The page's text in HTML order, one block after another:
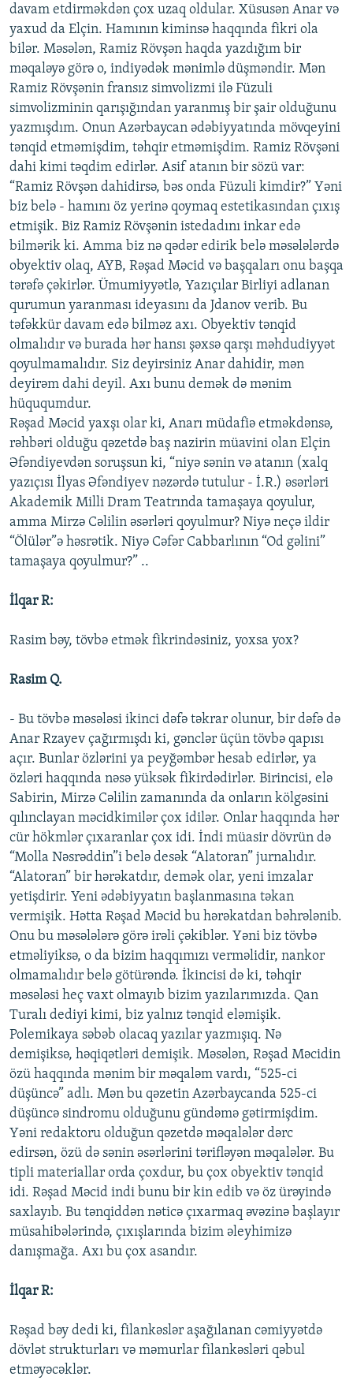
davam etdirməkdən çox uzaq oldular. Xüsusən Anar və
yaxud da Elçin. Hamının kiminsə haqqında fikri ola
bilər. Məsələn, Ramiz Rövşən haqda yazdığım bir
məqaləyə görə o, indiyədək mənimlə düşməndir. Mən
Ramiz Rövşənin fransız simvolizmi ilə Füzuli
simvolizminin qarışığından yaranmış bir şair olduğunu
yazmışdım. Onun Azərbaycan ədəbiyyatında mövqeyini
tənqid etməmişdim, təhqir etməmişdim. Ramiz Rövşəni
dahi kimi təqdim edirlər. Asif atanın bir sözü var:
“Ramiz Rövşən dahidirsə, bəs onda Füzuli kimdir?” Yəni
biz belə - hamını öz yerinə qoymaq estetikasından çıxış
etmişik. Biz Ramiz Rövşənin istedadını inkar edə
bilmərik ki. Amma biz nə qədər edirik belə məsələlərdə
obyektiv olaq, AYB, Rəşad Məcid və başqaları onu başqa
tərəfə çəkirlər. Ümumiyyətlə, Yazıçılar Birliyi adlanan
qurumun yaranması ideyasını da Jdanov verib. Bu
təfəkkür davam edə bilməz axı. Obyektiv tənqid
olmalıdır və burada hər hansı şəxsə qarşı məhdudiyyət
qoyulmamalıdır. Siz deyirsiniz Anar dahidir, mən
deyirəm dahi deyil. Axı bunu demək də mənim
hüququmdur.
Rəşad Məcid yaxşı olar ki, Anarı müdafiə etməkdənsə,
rəhbəri olduğu qəzetdə baş nazirin müavini olan Elçin
Əfəndiyevdən soruşsun ki, “niyə sənin və atanın (xalq
yazıçısı İlyas Əfəndiyev nəzərdə tutulur - İ.R.) əsərləri
Akademik Milli Dram Teatrında tamaşaya qoyulur,
amma Mirzə Cəlilin əsərləri qoyulmur? Niyə neçə ildir
“Ölülər”ə həsrətik. Niyə Cəfər Cabbarlının “Od gəlini”
tamaşaya qoyulmur?” ..
İlqar R:
Rasim bəy, tövbə etmək fikrindəsiniz, yoxsa yox?
Rasim Q.
- Bu tövbə məsələsi ikinci dəfə təkrar olunur, bir dəfə də
Anar Rzayev çağırmışdı ki, gənclər üçün tövbə qapısı
açır. Bunlar özlərini ya peyğəmbər hesab edirlər, ya
özləri haqqında nəsə yüksək fikirdədirlər. Birincisi, elə
Sabirin, Mirzə Cəlilin zamanında da onların kölgəsini
qılınclayan məcidkimilər çox idilər. Onlar haqqında hər
cür hökmlər çıxaranlar çox idi. İndi müasir dövrün də
“Molla Nəsrəddin”i belə desək “Alatoran” jurnalıdır.
“Alatoran” bir hərəkatdır, demək olar, yeni imzalar
yetişdirir. Yeni ədəbiyyatın başlanmasına təkan
vermişik. Hətta Rəşad Məcid bu hərəkatdan bəhrələnib.
Onu bu məsələlərə görə irəli çəkiblər. Yəni biz tövbə
etməliyiksə, o da bizim haqqımızı verməlidir, nankor
olmamalıdır belə götürəndə. İkincisi də ki, təhqir
məsələsi heç vaxt olmayıb bizim yazılarımızda. Qan
Turalı dediyi kimi, biz yalnız tənqid eləmişik.
Polemikaya səbəb olacaq yazılar yazmışıq. Nə
demişiksə, həqiqətləri demişik. Məsələn, Rəşad Məcidin
özü haqqında mənim bir məqaləm vardı, “525-ci
düşüncə” adlı. Mən bu qəzetin Azərbaycanda 525-ci
düşüncə sindromu olduğunu gündəmə gətirmişdim.
Yəni redaktoru olduğun qəzetdə məqalələr dərc
edirsən, özü də sənin əsərlərini tərifləyən məqalələr. Bu
tipli materiallar orda çoxdur, bu çox obyektiv tənqid
idi. Rəşad Məcid indi bunu bir kin edib və öz ürəyində
saxlayıb. Bu tənqiddən nəticə çıxarmaq əvəzinə başlayır
müsahibələrində, çıxışlarında bizim əleyhimizə
danışmağa. Axı bu çox asandır.
İlqar R:
Rəşad bəy dedi ki, filankəslər aşağılanan cəmiyyətdə
dövlət strukturları və məmurlar filankəsləri qəbul
etməyəcəklər.